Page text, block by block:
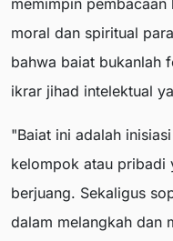
memimpin
moral dan spiritual
bahwa baiat bukanlah
ikrar jihad intelektual
"Baiat ini adalah
kelompok atau pribadi
berjuang. Sekaligus
dalam melangkah dan